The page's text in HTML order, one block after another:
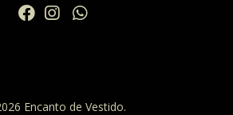
Encanto de Vestido.